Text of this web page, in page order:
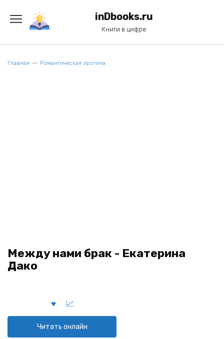
содержанию
inDbooks.ru
Книги в цифре
Главная Романтическая эротика
Между нами брак - Екатерина
Дако
Читать онлайн